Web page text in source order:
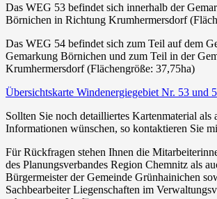
Das WEG 53 befindet sich innerhalb der
Börnichen in Richtung Krumhermersdorf
Das WEG 54 befindet sich zum Teil auf dem
Gemarkung Börnichen und zum Teil in der
Krumhermersdorf (Flächengröße: 37,75ha)
Übersichtskarte Windenergiegebiet Nr. 53 und
Sollten Sie noch detailliertes Kartenmaterial als
Informationen wünschen, so kontaktieren Sie
Für Rückfragen stehen Ihnen die
des Planungsverbandes Region Chemnitz als
Bürgermeister der Gemeinde Grünhainichen
Sachbearbeiter Liegenschaften im